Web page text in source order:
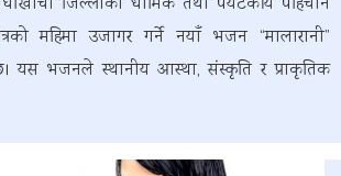
महिमा उजागर गर्ने नयाँ भजन “मालारानी”
यस भजनले स्थानीय आस्था, संस्कृति र प्राकृतिक